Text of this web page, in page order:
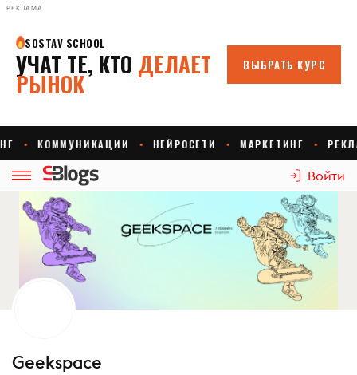
РЕКЛАМА
Войти
Geekspace